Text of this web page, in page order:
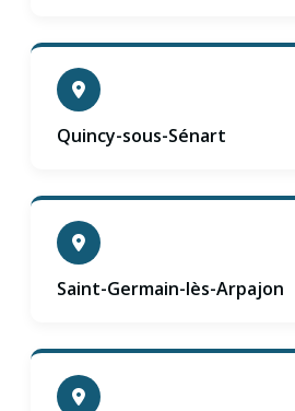
Quincy-sous-Sénart
Saint-Germain-lès-Arpajon